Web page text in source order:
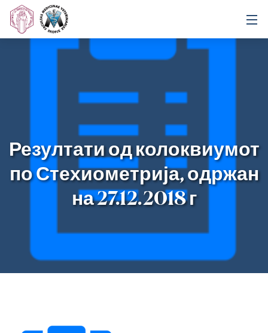
Резултати од колоквиумот
по Стехиометрија, одржан
на 27.12.2018 г